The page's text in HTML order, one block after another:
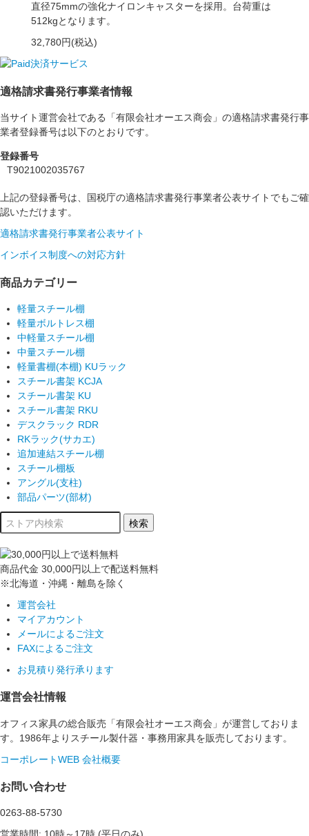
直径75mmの強化ナイロンキャスターを採用。台荷重は
512kgとなります。
32,780円(税込)
適格請求書発行事業者情報
当サイト運営会社である「有限会社オーエス商会」の適格請求書発行事
業者登録番号は以下のとおりです。
登録番号
T9021002035767
上記の登録番号は、国税庁の適格請求書発行事業者公表サイトでもご確
認いただけます。
適格請求書発行事業者公表サイト
インボイス制度への対応方針
商品カテゴリー
軽量スチール棚
軽量ボルトレス棚
中軽量スチール棚
中量スチール棚
軽量書棚(本棚) KUラック
スチール書架 KCJA
スチール書架 KU
スチール書架 RKU
デスクラック RDR
RKラック(サカエ)
追加連結スチール棚
スチール棚板
アングル(支柱)
部品パーツ(部材)
商品代金 30,000円以上で配送料無料
※北海道・沖縄・離島を除く
運営会社
マイアカウント
メールによるご注文
FAXによるご注文
お見積り発行承ります
運営会社情報
オフィス家具の総合販売「有限会社オーエス商会」が運営しておりま
す。1986年よりスチール製什器・事務用家具を販売しております。
コーポレートWEB 会社概要
お問い合わせ
0263-88-5730